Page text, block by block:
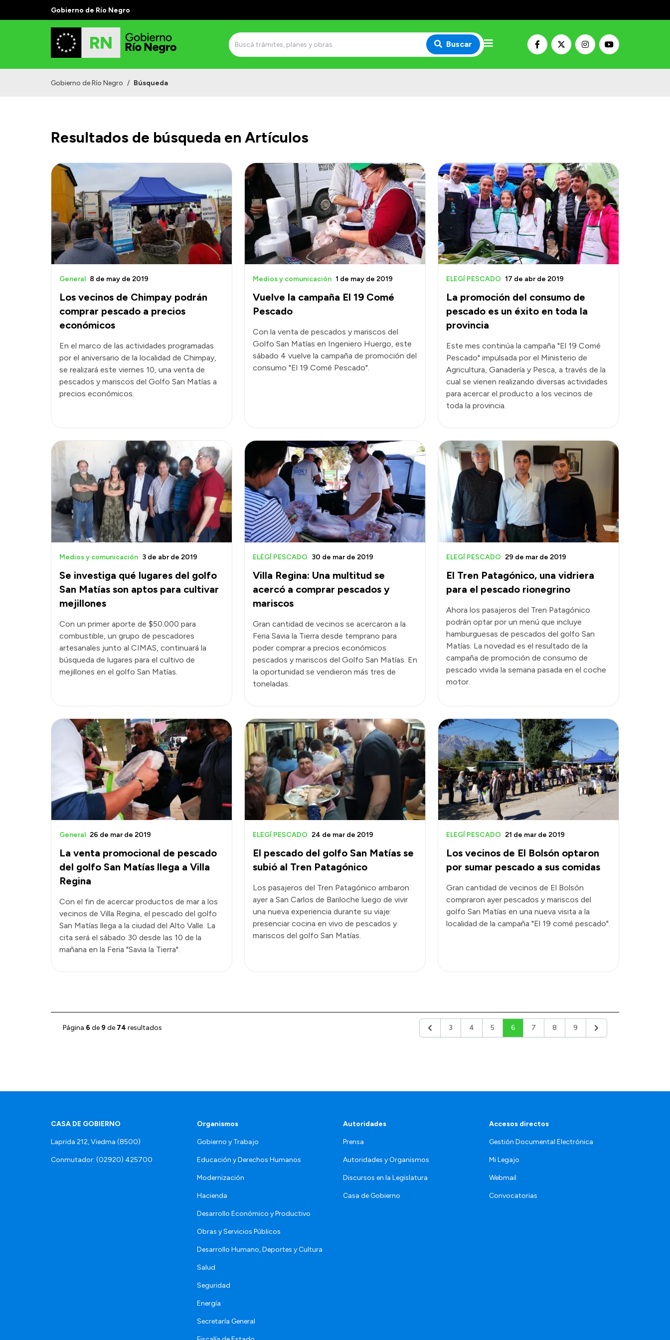
Gobierno de Río Negro
Buscar
Gobierno de Río Negro / Búsqueda
Resultados de búsqueda en Artículos
Los vecinos de Chimpay podrán
comprar pescado a precios
económicos
General 8 de may de 2019
En el marco de las actividades programadas
por el aniversario de la localidad de Chimpay,
se realizará este viernes 10, una venta de
pescados y mariscos del Golfo San Matías a
precios económicos.
Vuelve la campaña El 19 Comé
Pescado
Medios y comunicación 1 de may de 2019
Con la venta de pescados y mariscos del
Golfo San Matías en Ingeniero Huergo, este
sábado 4 vuelve la campaña de promoción del
consumo "El 19 Comé Pescado".
La promoción del consumo de
pescado es un éxito en toda la
provincia
ELEGÍ PESCADO 17 de abr de 2019
Este mes continúa la campaña "El 19 Comé
Pescado" impulsada por el Ministerio de
Agricultura, Ganadería y Pesca, a través de la
cual se vienen realizando diversas actividades
para acercar el producto a los vecinos de
toda la provincia.
Se investiga qué lugares del golfo
San Matías son aptos para cultivar
mejillones
Medios y comunicación 3 de abr de 2019
Con un primer aporte de $50.000 para
combustible, un grupo de pescadores
artesanales junto al CIMAS, continuará la
búsqueda de lugares para el cultivo de
mejillones en el golfo San Matías.
Villa Regina: Una multitud se
acercó a comprar pescados y
mariscos
ELEGÍ PESCADO 30 de mar de 2019
Gran cantidad de vecinos se acercaron a la
Feria Savia la Tierra desde temprano para
poder comprar a precios económicos
pescados y mariscos del Golfo San Matías. En
la oportunidad se vendieron más tres de
toneladas.
El Tren Patagónico, una vidriera
para el pescado rionegrino
ELEGÍ PESCADO 29 de mar de 2019
Ahora los pasajeros del Tren Patagónico
podrán optar por un menú que incluye
hamburguesas de pescados del golfo San
Matías. La novedad es el resultado de la
campaña de promoción de consumo de
pescado vivida la semana pasada en el coche
motor.
La venta promocional de pescado
del golfo San Matías llega a Villa
Regina
General 26 de mar de 2019
Con el fin de acercar productos de mar a los
vecinos de Villa Regina, el pescado del golfo
San Matías llega a la ciudad del Alto Valle. La
cita será el sábado 30 desde las 10 de la
mañana en la Feria "Savia la Tierra".
El pescado del golfo San Matías se
subió al Tren Patagónico
ELEGÍ PESCADO 24 de mar de 2019
Los pasajeros del Tren Patagónico arribaron
ayer a San Carlos de Bariloche luego de vivir
una nueva experiencia durante su viaje:
presenciar cocina en vivo de pescados y
mariscos del golfo San Matías.
Los vecinos de El Bolsón optaron
por sumar pescado a sus comidas
ELEGÍ PESCADO 21 de mar de 2019
Gran cantidad de vecinos de El Bolsón
compraron ayer pescados y mariscos del
golfo San Matías en una nueva visita a la
localidad de la campaña "El 19 comé pescado".
Página 6 de 9 de 74 resultados Anterior
3 4 5 6 7 8 9 Siguiente
CASA DE GOBIERNO
Laprida 212, Viedma (8500)
Conmutador: (02920) 425700
Organismos
Gobierno y Trabajo
Educación y Derechos Humanos
Modernización
Hacienda
Desarrollo Económico y Productivo
Obras y Servicios Públicos
Desarrollo Humano, Deportes y Cultura
Salud
Seguridad
Energía
Secretaría General
Autoridades
Prensa
Autoridades y Organismos
Discursos en la Legislatura
Casa de Gobierno
Accesos directos
Gestión Documental Electrónica
Mi Legajo
Webmail
Convocatorias